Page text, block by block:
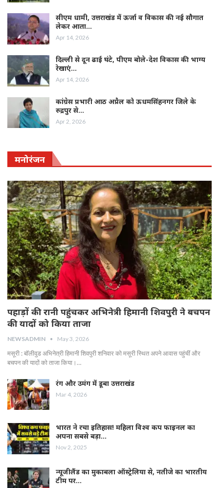
सीएम धामी, उत्तराखंड में ऊर्जा व विकास की नई सौगात
लेकर आता…
Apr 14, 2026
दिल्ली से दून ढाई घंटे, पीएम बोले-देश विकास की भाग्य
रेखाएं…
Apr 14, 2026
कांग्रेस प्रभारी आठ अप्रैल को ऊधमसिंहनगर जिले के
रुद्रपुर से…
Apr 2, 2026
मनोरंजन
पहाड़ों की रानी पहुंचकर अभिनेत्री हिमानी शिवपुरी ने बचपन
की यादों को किया ताजा
NEWSADMIN May 3, 2026
मसूरी : बॉलीवुड अभिनेत्री हिमानी शिवपुरी शनिवार को मसूरी स्थित अपने आवास पहुंचीं और
बचपन की यादों को ताजा किया।…
रंग और उमंग में डूबा उत्तराखंड
Mar 4, 2026
भारत ने रचा इतिहास! महिला विश्व कप फाइनल का
अपना सबसे बड़ा…
Nov 2, 2025
न्यूजीलैंड का मुकाबला ऑस्ट्रेलिया से, नतीजे का भारतीय
टीम पर…